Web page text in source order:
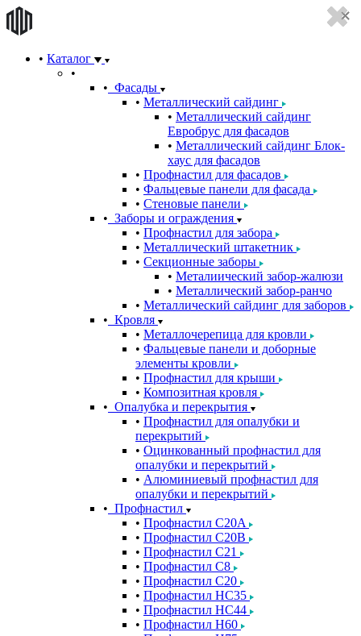
Каталог
Фасады
Металлический сайдинг
Металлический сайдинг
Евробрус для фасадов
Металлический сайдинг Блок-
хаус для фасадов
Профнастил для фасадов
Фальцевые панели для фасада
Стеновые панели
Заборы и ограждения
Профнастил для забора
Металлический штакетник
Секционные заборы
Металиический забор-жалюзи
Металлический забор-ранчо
Металлический сайдинг для заборов
Кровля
Металлочерепица для кровли
Фальцевые панели и доборные
элементы кровли
Профнастил для крыши
Композитная кровля
Опалубка и перекрытия
Профнастил для опалубки и
перекрытий
Оцинкованный профнастил для
опалубки и перекрытий
Алюминиевый профнастил для
опалубки и перекрытий
Профнастил
Профнастил С20A
Профнастил С20B
Профнастил С21
Профнастил С8
Профнастил С20
Профнастил НС35
Профнастил НС44
Профнастил Н60